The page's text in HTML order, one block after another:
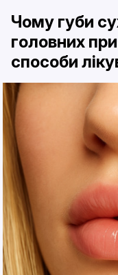
Чому губи
головних
способи